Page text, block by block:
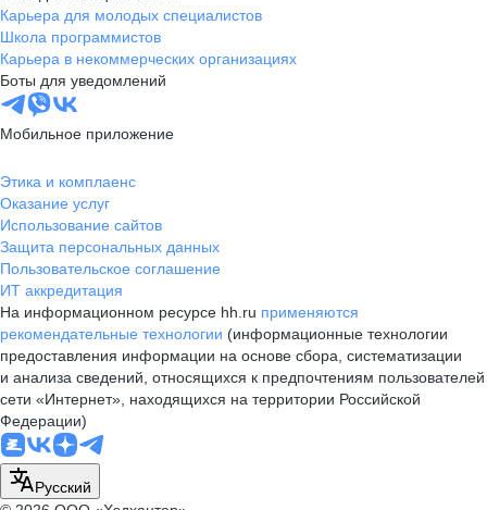
Карьера для молодых специалистов
Школа программистов
Карьера в некоммерческих организациях
Боты для уведомлений
Мобильное приложение
Этика и комплаенс
Оказание услуг
Использование сайтов
Защита персональных данных
Пользовательское соглашение
ИТ аккредитация
На информационном ресурсе hh.ru применяются
рекомендательные технологии (информационные технологии
предоставления информации на основе сбора, систематизации
и анализа сведений, относящихся к предпочтениям пользователей
сети «Интернет», находящихся на территории Российской
Федерации)
Русский